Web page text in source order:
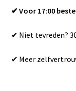
✔ Voor 17:00
✔ Niet tevreden?
✔ Meer